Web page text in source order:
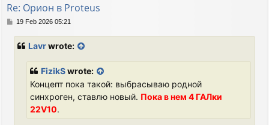
Re: Орион в Proteus
P19 Feb 2026 05:21
Lavrwrote:
FizikSwrote:
Концепт пока такой: выбрасываю родной
синхроген, ставлю новый. Пока в нем 4 ГАЛки
22V10.